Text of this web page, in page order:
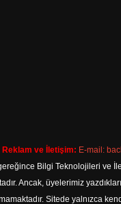
Reklam ve İletişim: E-mail:
Bilgi Teknolojileri ve
Ancak, üyelerimiz
Sitede yalnızca